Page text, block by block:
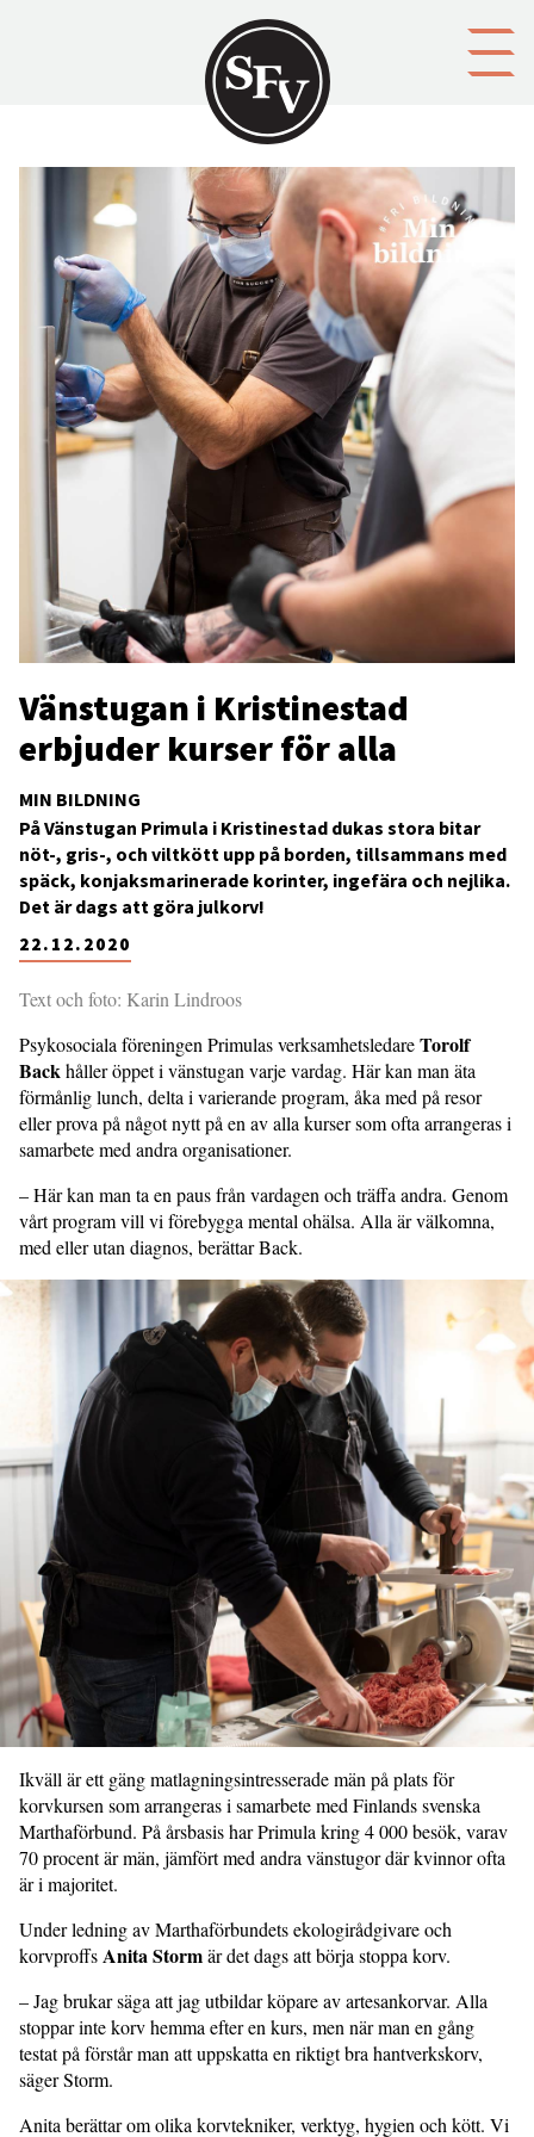
MIN BILDNING
Vänstugan i Kristinestad
erbjuder kurser för alla
22.12.2020
På Vänstugan Primula i Kristinestad dukas stora bitar
nöt-, gris-, och viltkött upp på borden, tillsammans med
späck, konjaksmarinerade korinter, ingefära och nejlika.
Det är dags att göra julkorv!
Text och foto: Karin Lindroos
Psykosociala föreningen Primulas verksamhetsledareTorolf
Backhåller öppet i vänstugan varje vardag. Här kan man äta
förmånlig lunch, delta i varierande program, åka med på resor
eller prova på något nytt på en av alla kurser som ofta arrangeras i
samarbete med andra organisationer.
– Här kan man ta en paus från vardagen och träffa andra. Genom
vårt program vill vi förebygga mental ohälsa. Alla är välkomna,
med eller utan diagnos, berättar Back.
Ikväll är ett gäng matlagningsintresserade män på plats för
korvkursen som arrangeras i samarbete med Finlands svenska
Marthaförbund. På årsbasis har Primula kring 4 000 besök, varav
70 procent är män, jämfört med andra vänstugor där kvinnor ofta
är i majoritet.
Under ledning av Marthaförbundets ekologirådgivare och
korvproffsAnita Stormär det dags att börja stoppa korv.
– Jag brukar säga att jag utbildar köpare av artesankorvar. Alla
stoppar inte korv hemma efter en kurs, men när man en gång
testat på förstår man att uppskatta en riktigt bra hantverkskorv,
säger Storm.
Anita berättar om olika korvtekniker, verktyg, hygien och kött. Vi